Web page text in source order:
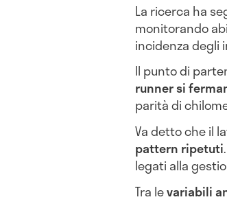
La ricerca ha
monitorando
incidenza degli
Il punto di
runner si
parità di
Va detto che il
pattern ripetuti
legati alla
Tra levariabili